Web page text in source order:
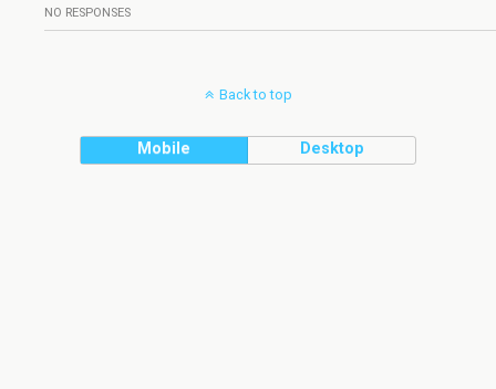
NO RESPONSES
Back to top
Mobile Desktop